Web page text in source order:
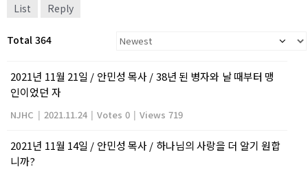
List
Reply
Total 364
2021년 11월 21일 / 안민성 목사 / 38년 된 병자와 날 때부터 맹
인이었던 자
NJHC | 2021.11.24 | Votes 0 | Views 719
2021년 11월 14일 / 안민성 목사 / 하나님의 사랑을 더 알기 원합
니까?